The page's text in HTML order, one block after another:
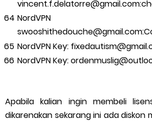
NordVPN Key:
NordVPN Key:
Apabila kalian ingin membeli
dikarenakan sekarang ini ada diskon